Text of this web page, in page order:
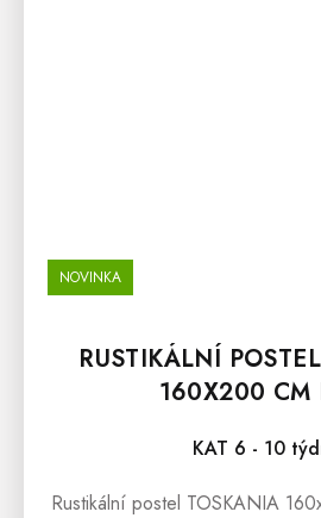
NOVINKA
RUSTIKÁLNÍ
160X200 CM
KAT 6 - 10
Rustikální postel TOSKANIA